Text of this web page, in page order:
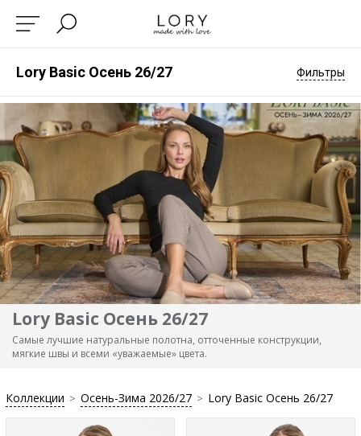
Lory Basic Осень 26/27 Фильтры
Lory Basic Осень 26/27
Самые лучшие натуральные полотна, отточенные конструкции,
мягкие швы и всеми «уважаемые» цвета.
Коллекции > Осень-Зима 2026/27 > Lory Basic Осень 26/27